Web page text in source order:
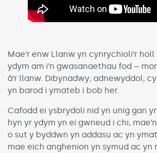
Mae’r enw Llanw yn cynrychioli’r
ydym am i’n gwasanaethau fod –
â’r llanw. Dibynadwy; adnewyddol;
yn barod i ymateb i bob her.
Cafodd ei ysbrydoli nid yn unig gan
hyn yr ydym yn ei gwneud i chi,
o sut y byddwn yn addasu ac yn
mae eich anghenion yn symud ac yn